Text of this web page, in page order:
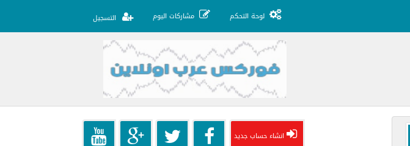
لوحة التحكم مشاركات اليوم التسجيل
انشاء حساب جديد